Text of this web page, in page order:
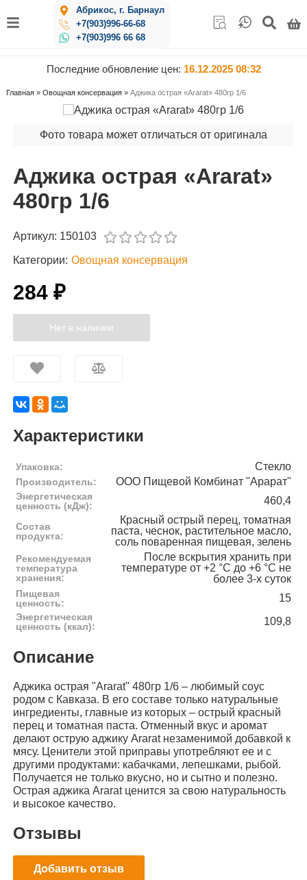
Абрикос, г. Барнаул
+7(903)996-66-68
+7(903)996 66 68
Последние обновление цен: 16.12.2025 08:32
Главная» Овощная консервация» Аджика острая «Ararat» 480гр 1/6
Фото товара может отличаться от оригинала
Аджика острая «Ararat»
480гр 1/6
Артикул: 150103
Категории: Овощная консервация
284 ₽
Нет в наличии
Характеристики
Упаковка: Стекло
Производитель: ООО Пищевой Комбинат "Арарат"
Энергетическая
ценность (кДж):
460,4
Состав
продукта:
Красный острый перец, томатная
паста, чеснок, растительное масло,
соль поваренная пищевая, зелень
Рекомендуемая
температура
хранения:
После вскрытия хранить при
температуре от +2 °C до +6 °C не
более 3-х суток
Пищевая
ценность:
15
Энергетическая
ценность (ккал):
109,8
Описание
Аджика острая "Ararat" 480гр 1/6 – любимый соус
родом с Кавказа. В его составе только натуральные
ингредиенты, главные из которых – острый красный
перец и томатная паста. Отменный вкус и аромат
делают острую аджику Ararat незаменимой добавкой к
мясу. Ценители этой приправы употребляют ее и с
другими продуктами: кабачками, лепешками, рыбой.
Получается не только вкусно, но и сытно и полезно.
Острая аджика Ararat ценится за свою натуральность
и высокое качество.
Отзывы
Добавить отзыв